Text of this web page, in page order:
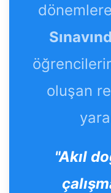
oluşan
"Akıl